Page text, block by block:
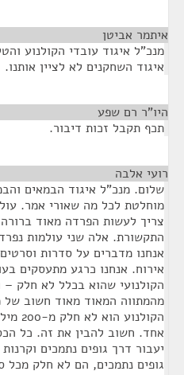
איתמר אביטן
מנכ"ל איגוד עובדי הקולנוע
איגוד השחקנים לא לציין אותנו.
היו"ר רם שפע
תכף תקבל זכות דיבור.
רועי אלבה
שלום. מנכ"ל איגוד הבמאים
מוחלטת לכל מה שאורי אמר.
צריך לעשות הפרדה מאוד
התקשורת. אלה שני עולמות
אנחנו מדברים על סדרות
אירוח. אנחנו כרגע מתעסקים
הקולנועי שהוא בכלל לא חלק
מהמתווה המאוד מאוד חשוב
אחד. חשוב להבין את זה. כל
יעבור דרך גופים נתמכים
גופים נתמכים, הם לא חלק מכל